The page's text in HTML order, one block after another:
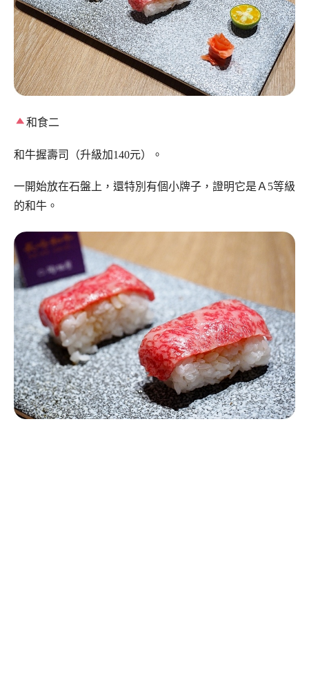
和食二
和牛握壽司（升級加140元）。
一開始放在石盤上，還特別有個小牌子，證明它是Ａ5等級
的和牛。